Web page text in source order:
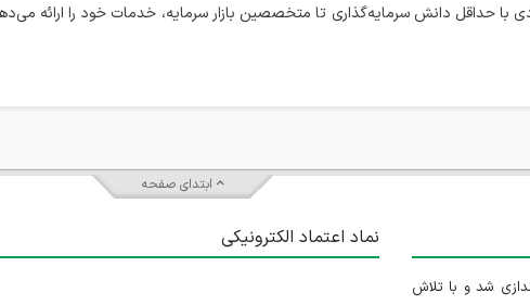
با حداقل دانش سرمایه‌گذاری تا متخصصین بازار سرمایه، خدمات خود را ارائه
ابتدای صفحه
در تاریخ ۱۳۹۱/۱/۱۰ راه اندازی شد و با تلاش
نماد اعتماد الکترونیکی